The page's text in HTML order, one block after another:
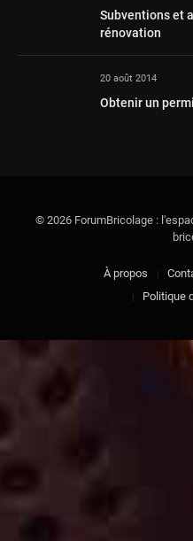
Subventions et
rénovation
20 août 2014
Obtenir un
© 2026 ForumBricolage :
À propos
Politique